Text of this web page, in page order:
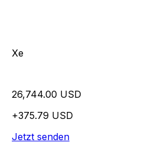
Xe
26,744.00 USD
+375.79 USD
Jetzt senden